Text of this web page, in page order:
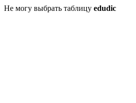
Не могу выбрать таблицу edudic